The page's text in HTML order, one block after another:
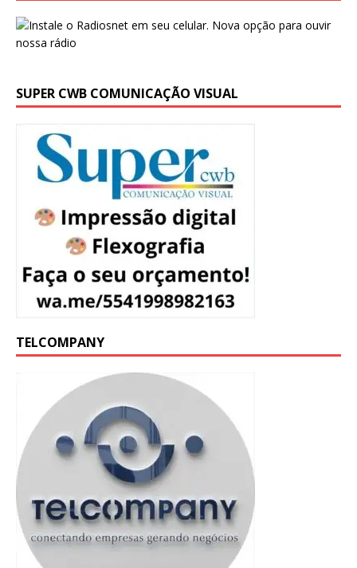
SUPER CWB COMUNICAÇÃO VISUAL
TELCOMPANY